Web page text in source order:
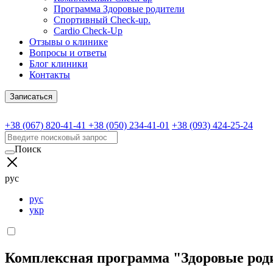
Программа Здоровые родители
Спортивный Check-up.
Cardio Check-Up
Отзывы о клинике
Вопросы и ответы
Блог клиники
Контакты
Записаться
+38 (067) 820-41-41 +38 (050) 234-41-01 +38 (093) 424-25-24
Поиск
рус
рус
укр
Комплексная программа "Здоровые